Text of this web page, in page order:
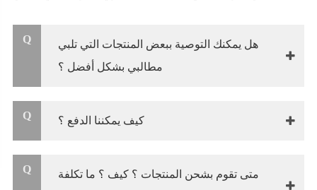
Q
هل يمكنك التوصية ببعض المنتجات التي تلبي
مطالبي بشكل أفضل ؟
Q كيف يمكننا الدفع ؟
Q
متى تقوم بشحن المنتجات ؟ كيف ؟ ما تكلفة